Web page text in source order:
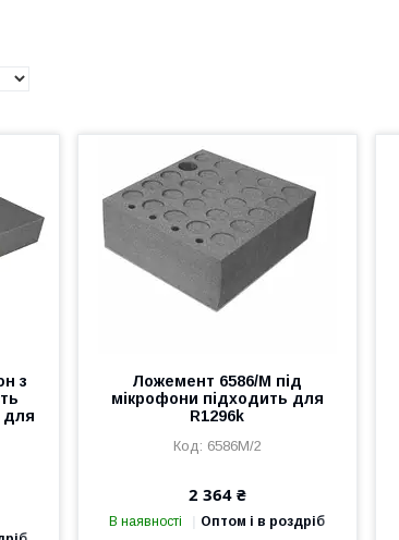
з
для
Ложемент 6586/M під
мікрофони підходить для
R1296k
6586M/2
2 364 ₴
В наявності Оптом і в роздріб